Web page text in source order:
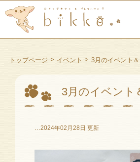
トップページ > イベント > 3月のイベント
3月のイベント
…2024年02月28日 更新